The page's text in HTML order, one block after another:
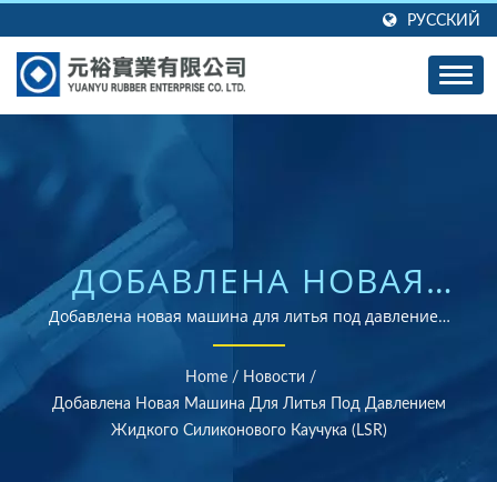
РУССКИЙ
ДОБАВЛЕНА НОВАЯ
МАШИНА ДЛЯ ЛИТЬЯ
ПОД ДАВЛЕНИЕМ
ЖИДКОГО
СИЛИКОНОВОГО
Добавлена новая машина для литья под давлением
жидкого силиконового каучука (LSR) | Поставщик
резинок, сертифицированных по стандартам ISO и
RoHS
Home / Новости /
Добавлена Новая Машина Для Литья Под Давлением
Жидкого Силиконового Каучука (LSR)